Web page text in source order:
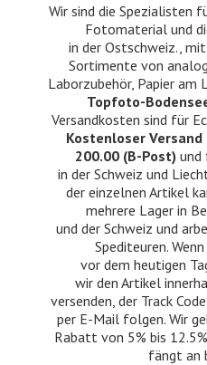
Wir sind die Spezialisten
Fotomaterial und
in der Ostschweiz.,
Sortimente von
Laborzubehör, Papier am
Topfoto-
Versandkosten sind für
Kostenloser Versand
200.00 (B-Post) und
in der Schweiz und
der einzelnen Artikel
mehrere Lager in
und der Schweiz und
Spediteuren.
vor dem heutigen
wir den Artikel
versenden, der Track
per E-Mail folgen. Wir
Rabatt von 5% bis
fängt an